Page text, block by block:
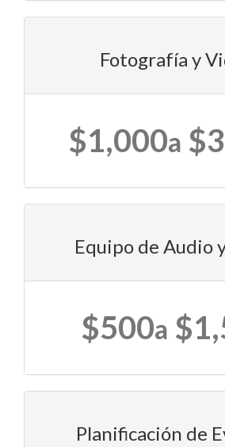
Fotografía y
$1,000a
Equipo de Audio
$500a
Planificación de